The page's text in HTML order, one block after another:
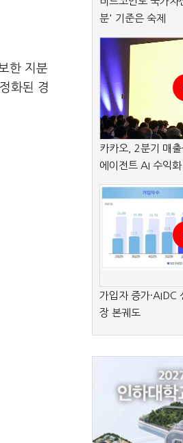
한 지분
화된 경
분' 기준은 숙제
카카오, 2분기 매
에이전트 AI 수익화
가입자 증가·AIDC
장 본궤도